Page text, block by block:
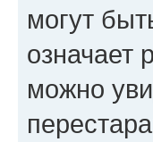
могут
означает
можно